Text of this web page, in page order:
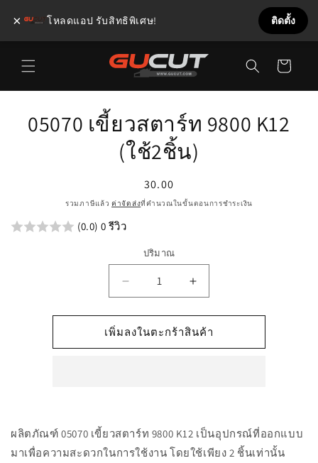
ข้ามไป
ยัง
เนื้อหา
สินค้า
ยังข้อมูล
05070 เขี้ยวสตาร์ท 9800 K12
(ใช้2ชิ้น)
ราคา
ปกติ
30.00
รวมภาษีแล้วค่าจัดส่งที่คำนวณในขั้นตอนการชำระเงิน
(0.0) 0 รีวิว
ปริมาณ
สำหรับ
05070
(ใช้2ชิ้น)
สำหรับ
05070
(ใช้2ชิ้น)
เพิ่มลงในตะกร้าสินค้า
ผลิตภัณฑ์ 05070 เขี้ยวสตาร์ท 9800 K12 เป็นอุปกรณ์ที่ออกแบบ
มาเพื่อความสะดวกในการใช้งาน โดยใช้เพียง 2 ชิ้นเท่านั้น
× โหลดแอป รับสิทธิพิเศษ! ติดตั้ง